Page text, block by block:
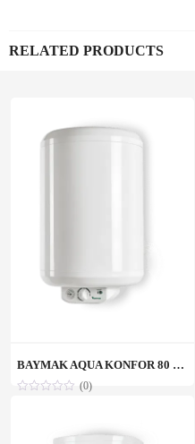
RELATED PRODUCTS
BAYMAK AQUA KONFOR 80 LT TERMOSİFON
(0)